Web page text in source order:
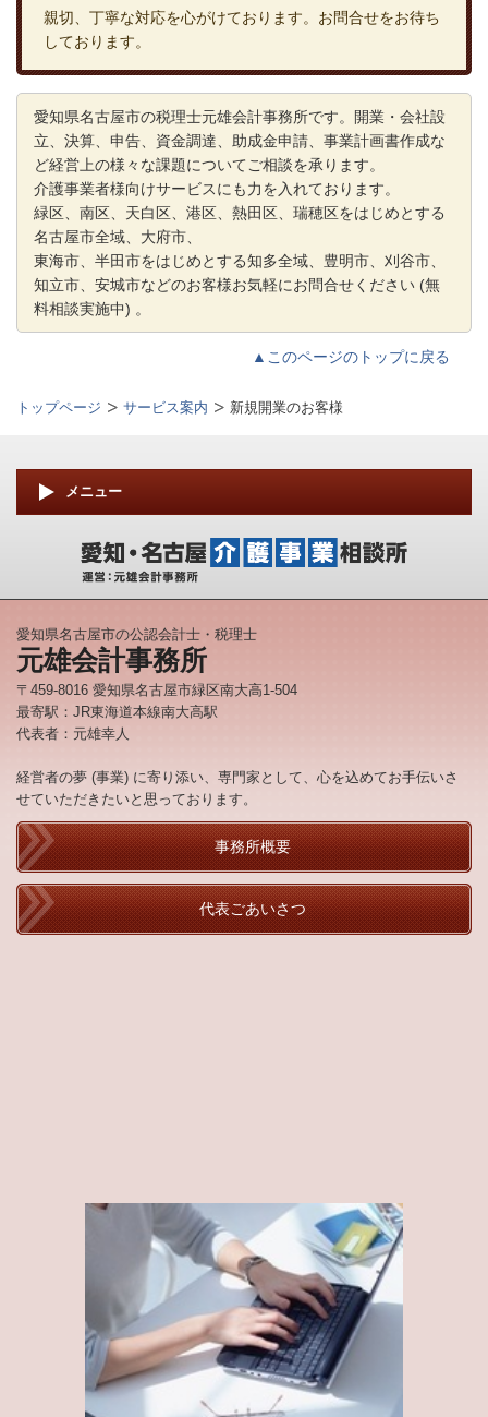
親切、丁寧な対応を心がけております。お問合せをお待ち
しております。
愛知県名古屋市の税理士元雄会計事務所です。開業・会社設
立、決算、申告、資金調達、助成金申請、事業計画書作成な
ど経営上の様々な課題についてご相談を承ります。
介護事業者様向けサービスにも力を入れております。
緑区、南区、天白区、港区、熱田区、瑞穂区をはじめとする
名古屋市全域、大府市、
東海市、半田市をはじめとする知多全域、豊明市、刈谷市、
知立市、安城市などのお客様お気軽にお問合せください (無
料相談実施中) 。
▲このページのトップに戻る
トップページ サービス案内 新規開業のお客様
メニュー
愛知県名古屋市の公認会計士・税理士
元雄会計事務所
〒459-8016 愛知県名古屋市緑区南大高1-504
最寄駅：JR東海道本線南大高駅
代表者：元雄幸人
経営者の夢 (事業) に寄り添い、専門家として、心を込めてお手伝いさ
せていただきたいと思っております。
事務所概要
代表ごあいさつ